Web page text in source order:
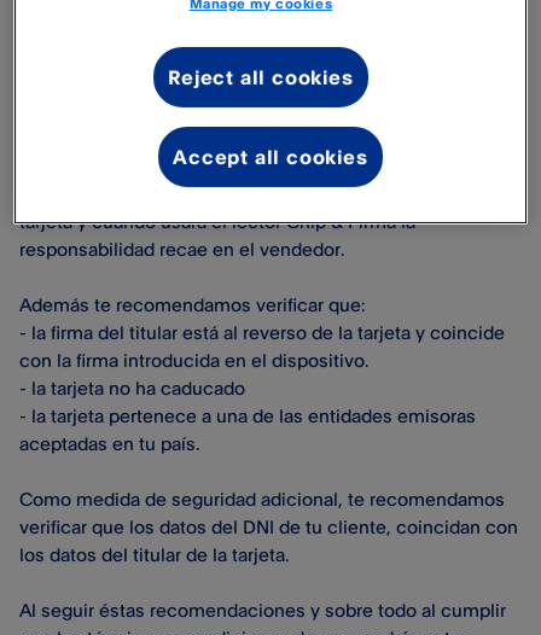
Al utilizar el lector de tarjetas Pro y PayPal Reader, como
vendedor tienes la responsabilidad de asegurarte de que
la tarjeta pertenece a la persona que la presenta.
Esto significa que, cuando usas el lector de tarjetas Pro y
PayPal Reader la responsabilidad recae en el titular de la
tarjeta y cuando usara el lector Chip & Firma la
responsabilidad recae en el vendedor.
Además te recomendamos verificar que:
- la firma del titular está al reverso de la tarjeta y coincide
con la firma introducida en el dispositivo.
- la tarjeta no ha caducado
- la tarjeta pertenece a una de las entidades emisoras
aceptadas en tu país.
Como medida de seguridad adicional, te recomendamos
verificar que los datos del DNI de tu cliente, coincidan con
los datos del titular de la tarjeta.
Al seguir éstas recomendaciones y sobre todo al cumplir
Manage my cookies
Reject all cookies
Accept all cookies